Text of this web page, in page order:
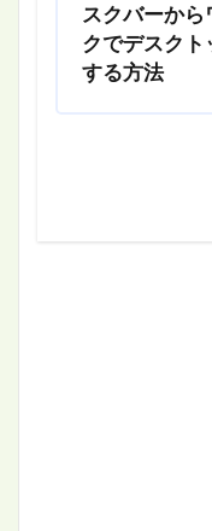
スクバーから
クでデスクト
する方法